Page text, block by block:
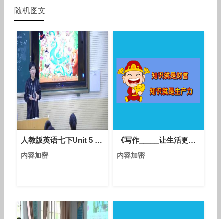
随机图文
人教版英语七下Unit 5 Section B（1a-1d）教学视频实录（项阳）
内容加密
《写作_____让生活更美好》第二课时部编版小学语文六年级上册优质课视频
内容加密